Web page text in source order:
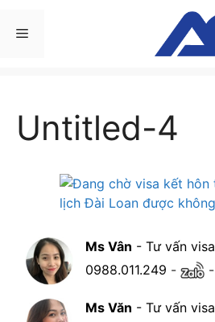
đến Menu
Untitled-4
Ms Vân - Tư vấn visa
0988.011.249 - -
Ms Văn - Tư vấn visa